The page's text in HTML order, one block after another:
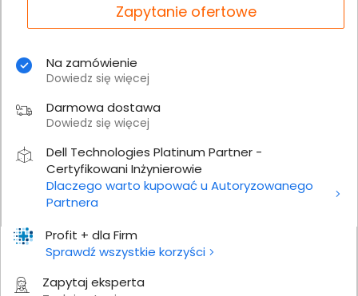
Profit + dla Firm
Sprawdź wszystkie korzyści
Zapytaj eksperta
Zapytanie ofertowe
Na zamówienie
Dowiedz się więcej
Darmowa dostawa
Dowiedz się więcej
Dell Technologies Platinum Partner -
Certyfikowani Inżynierowie
Dlaczego warto kupować u Autoryzowanego
Partnera